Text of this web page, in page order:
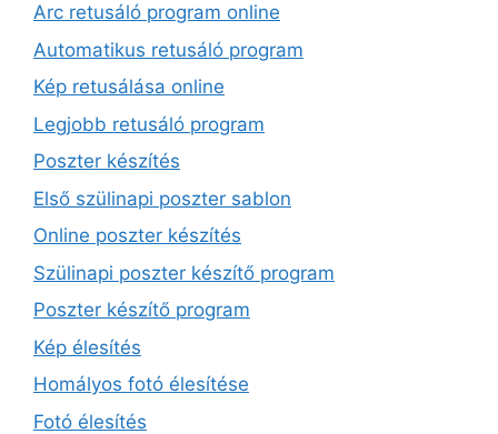
Arc retusáló program online
Automatikus retusáló program
Kép retusálása online
Legjobb retusáló program
Poszter készítés
Első szülinapi poszter sablon
Online poszter készítés
Szülinapi poszter készítő program
Poszter készítő program
Kép élesítés
Homályos fotó élesítése
Fotó élesítés